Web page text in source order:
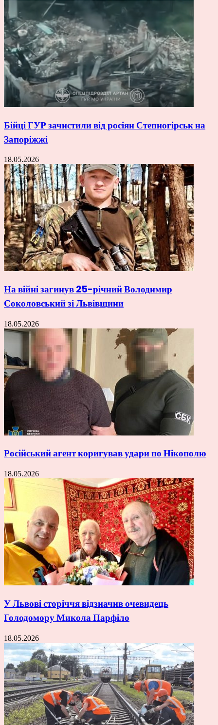
Бійці ГУР зачистили від росіян Степногірськ на
Запоріжжі
18.05.2026
На війні загинув 25-річний Володимир
Соколовський зі Львівщини
18.05.2026
Російський агент коригував удари по Нікополю
18.05.2026
У Львові сторіччя відзначив очевидець
Голодомору Микола Парфіло
18.05.2026